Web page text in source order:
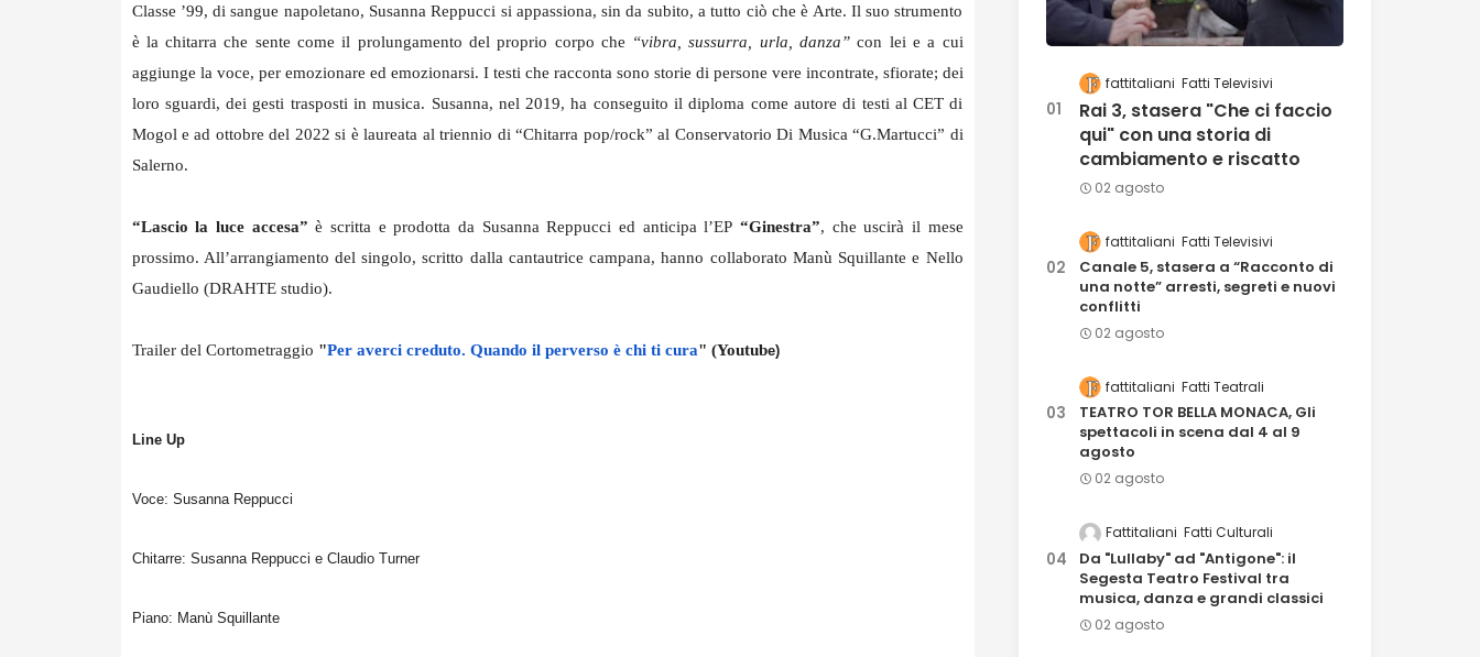
Classe ’99, di sangue napoletano, Susanna Reppucci si appassiona, sin da subito, a tutto ciò che è Arte. Il suo strumento
è la chitarra che sente come il prolungamento del proprio corpo che “vibra, sussurra, urla, danza” con lei e a cui
aggiunge la voce, per emozionare ed emozionarsi. I testi che racconta sono storie di persone vere incontrate, sfiorate; dei
loro sguardi, dei gesti trasposti in musica. Susanna, nel 2019, ha conseguito il diploma come autore di testi al CET di
Mogol e ad ottobre del 2022 si è laureata al triennio di “Chitarra pop/rock” al Conservatorio Di Musica “G.Martucci” di
Salerno.
“Lascio la luce accesa” è scritta e prodotta da Susanna Reppucci ed anticipa l’EP “Ginestra”, che uscirà il mese
prossimo. All’arrangiamento del singolo, scritto dalla cantautrice campana, hanno collaborato Manù Squillante e Nello
Gaudiello (DRAHTE studio).
Trailer del Cortometraggio "Per averci creduto. Quando il perverso è chi ti cura" (Youtube)
Line Up
Voce: Susanna Reppucci
Chitarre: Susanna Reppucci e Claudio Turner
Piano: Manù Squillante
fattitaliani Fatti Televisivi
Rai 3, stasera "Che ci faccio
qui" con una storia di
cambiamento e riscatto
02 agosto
fattitaliani Fatti Televisivi
Canale 5, stasera a “Racconto di
una notte” arresti, segreti e nuovi
conflitti
02 agosto
fattitaliani Fatti Teatrali
TEATRO TOR BELLA MONACA, Gli
spettacoli in scena dal 4 al 9
agosto
02 agosto
Fattitaliani Fatti Culturali
Da "Lullaby" ad "Antigone": il
Segesta Teatro Festival tra
musica, danza e grandi classici
02 agosto